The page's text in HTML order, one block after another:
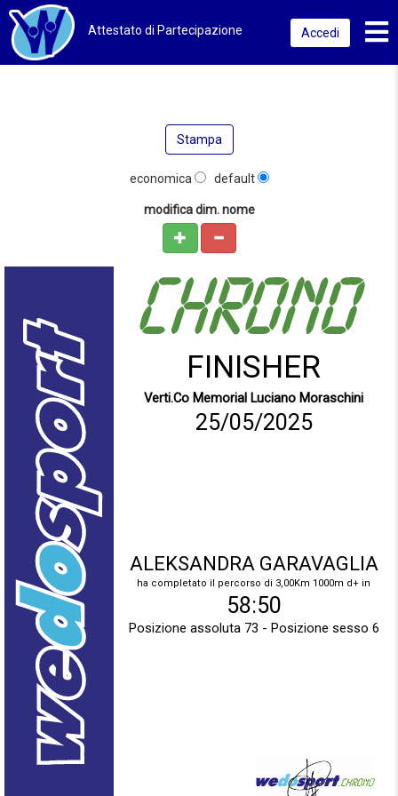
Attestato di Partecipazione Accedi
Stampa
economica default
modifica dim. nome
FINISHER
Verti.Co Memorial Luciano Moraschini
ALEKSANDRA GARAVAGLIA
ha completato il percorso di 3,00Km 1000m d+ in
Posizione assoluta 73 - Posizione sesso 6
58:50
25/05/2025